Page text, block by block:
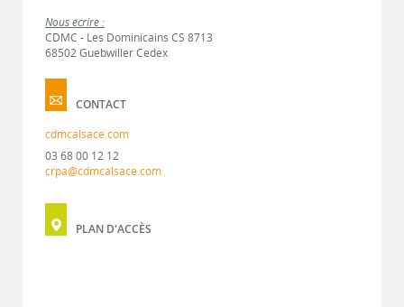
Nous écrire :
CDMC - Les Dominicains CS 8713
68502 Guebwiller Cedex
CONTACT
cdmcalsace.com
03 68 00 12 12
crpa@cdmcalsace.com
PLAN D'ACCÈS